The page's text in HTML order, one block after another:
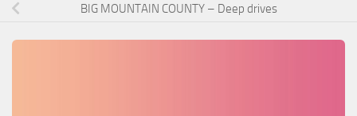
BIG MOUNTAIN COUNTY – Deep drives